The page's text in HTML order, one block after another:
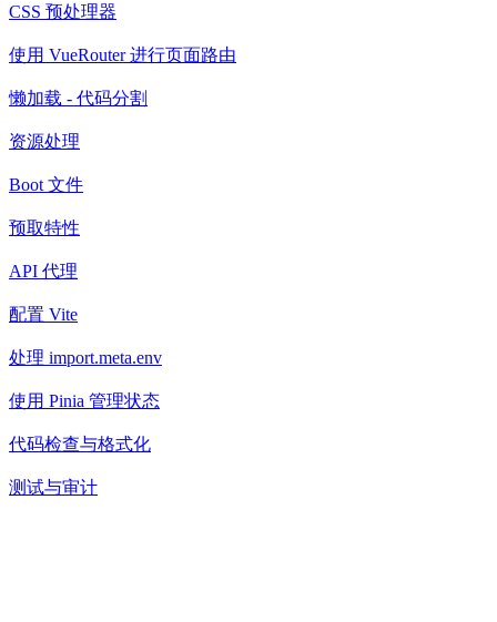
CSS 预处理器
使用 VueRouter 进行页面路由
懒加载 - 代码分割
资源处理
Boot 文件
预取特性
API 代理
配置 Vite
处理 import.meta.env
使用 Pinia 管理状态
代码检查与格式化
测试与审计